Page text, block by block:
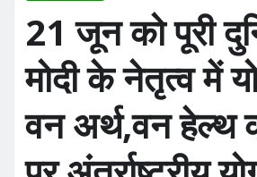
21 जून को पूरी
मोदी के नेतृत्व में
वन अर्थ,वन हेल्थ